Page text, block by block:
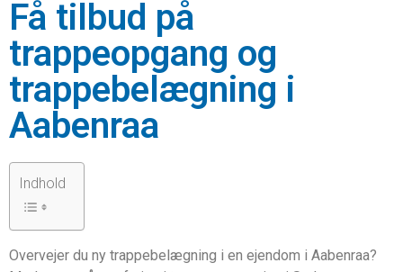
Få tilbud på
trappeopgang og
trappebelægning i
Aabenraa
Indhold
Overvejer du ny trappebelægning i en ejendom i Aabenraa?